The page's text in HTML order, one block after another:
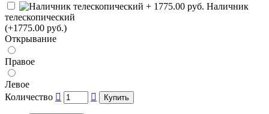
Наличник
телескопический
(+1775.00 руб.)
Открывание
Правое
Левое
Количество
Купить